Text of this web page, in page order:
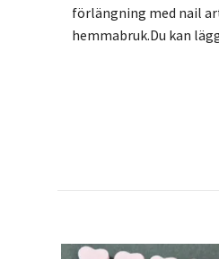
förlängning med nail
hemmabruk.Du kan